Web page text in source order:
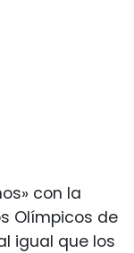
con la
Olímpicos de
igual que los